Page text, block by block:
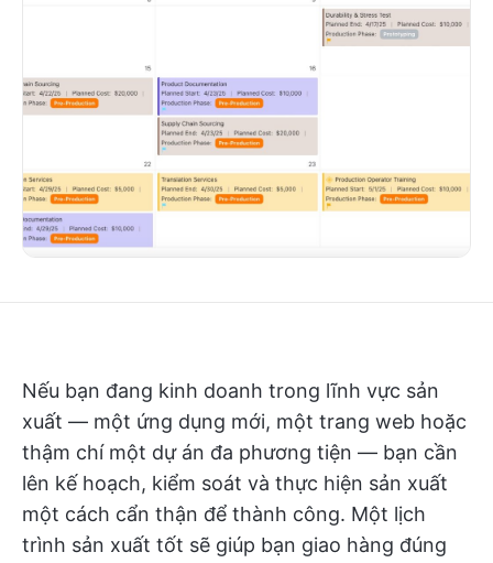
Nếu bạn đang kinh doanh trong lĩnh vực sản
xuất — một ứng dụng mới, một trang web hoặc
thậm chí một dự án đa phương tiện — bạn cần
lên kế hoạch, kiểm soát và thực hiện sản xuất
một cách cẩn thận để thành công. Một lịch
trình sản xuất tốt sẽ giúp bạn giao hàng đúng